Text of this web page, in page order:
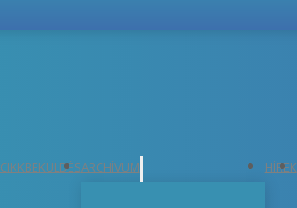
CIKKBEKÜLDÉSARCHÍVUM HÍREK